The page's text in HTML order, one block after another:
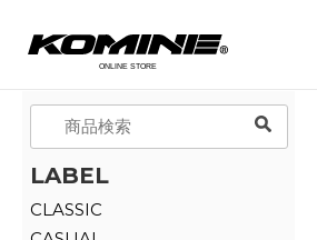
LABEL
CLASSIC